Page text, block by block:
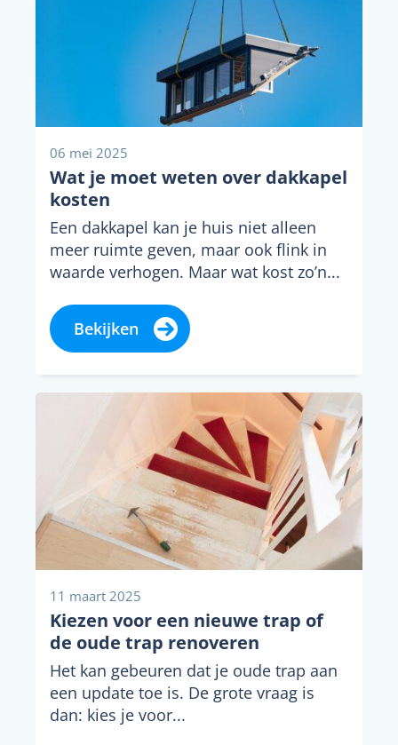
06 mei 2025
Wat je moet weten over dakkapel
kosten
Een dakkapel kan je huis niet alleen
meer ruimte geven, maar ook flink in
waarde verhogen. Maar wat kost zo’n...
Bekijken
11 maart 2025
Kiezen voor een nieuwe trap of
de oude trap renoveren
Het kan gebeuren dat je oude trap aan
een update toe is. De grote vraag is
dan: kies je voor...